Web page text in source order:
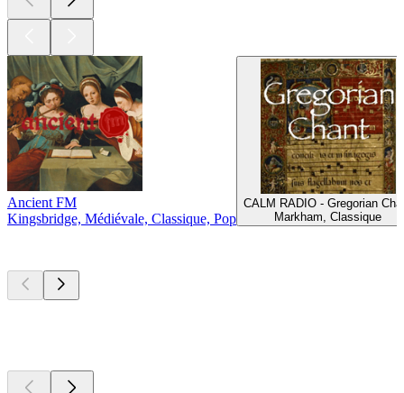
Ancient FM
Kingsbridge, Médiévale, Classique, Pop
CALM RADIO - Gregorian
Markham, Classique